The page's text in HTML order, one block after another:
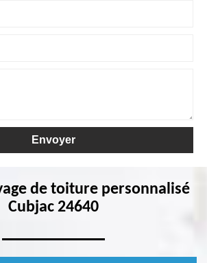
de toiture personnalisé
Cubjac 24640